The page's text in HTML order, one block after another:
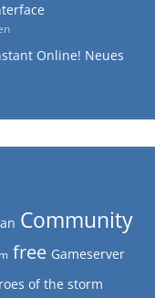
Online! Neues
Community
free Gameserver
of the storm